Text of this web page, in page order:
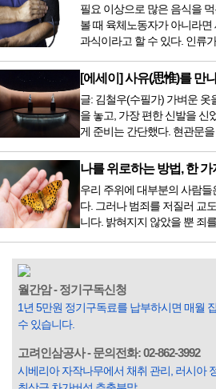
있는 나라에 가서 힘들게 치
전립선암 환자를 시작으로 중
치료 범위가 한정되어 모든
는 없지만 치료...
필요 이상으로 많은 음식을
볼 때 육체노동자가 아니라
과식이라고 할 수 있다. 인류
저녁을 습관적으로 음식을 섭
음식을 먹거나, 아침에 식욕이
가 활기차다’라는 이야기에
다. 식욕이 없다는 느낌은 본
화할 힘이 없다거나 더 이상
[에세이] 사유(思惟)를 만
글: 김철우(수필가) 가벼운 옷
을 놓고, 가장 편한 신발을 신
게 준비는 간단했다. 현관문
막이 열리기 전. 그 특유의 무
은 것이었다. 두 금동 미륵 반
렇게 시작됐다. 두 반가사유상을 알게 된 것은 몇 해 전이었다.
잡지의 발행인으로 독자에게
중 우리 문화재를 하나씩 소개
나를 위로하는 방법, 한 가
우리 주위에 대부분의 사람
다. 그러나 범죄를 저질러 교
니다. 밝혀지지 않았을 뿐 죄
입힌다는 것입니다. 미꾸라지
옛말이 그저 허투루 생기지는
들은 열심히 살아갑니다. 그
월간암 - 정기구독신청
1년 5만원 정기구독료를 납부하시면 매월
수 있습니다.
고려인삼공사 - 문의전화: 02-862-3992
시베리아 자작나무에서 채취 관리, 러시아